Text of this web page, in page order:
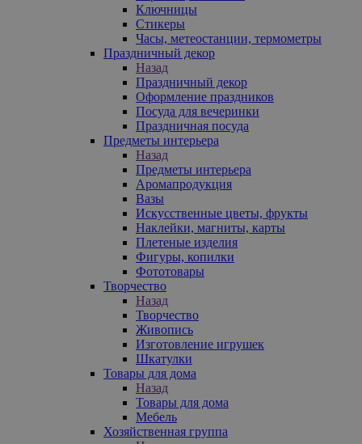
Ключницы
Стикеры
Часы, метеостанции, термометры
Праздничный декор
Назад
Праздничный декор
Оформление праздников
Посуда для вечеринки
Праздничная посуда
Предметы интерьера
Назад
Предметы интерьера
Аромапродукция
Вазы
Искусственные цветы, фрукты
Наклейки, магниты, карты
Плетеные изделия
Фигуры, копилки
Фототовары
Творчество
Назад
Творчество
Живопись
Изготовление игрушек
Шкатулки
Товары для дома
Назад
Товары для дома
Мебель
Хозяйственная группа